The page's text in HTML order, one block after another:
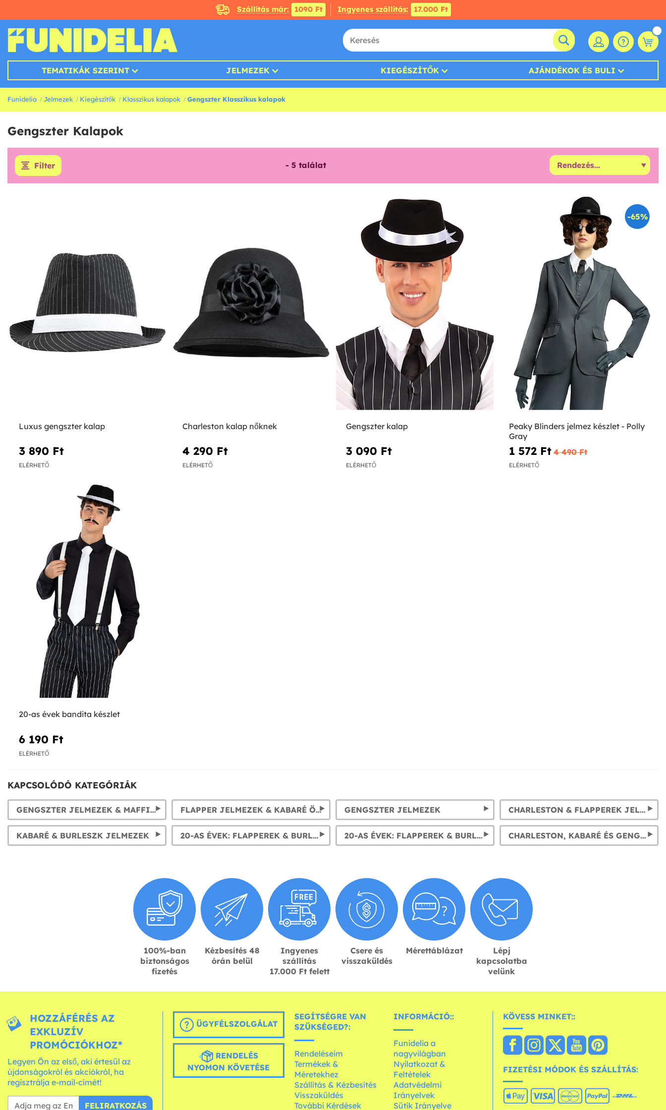
Szállítás már: 1090 Ft Ingyenes szállítás: 17.000 Ft
TEMATIKÁK SZERINT JELMEZEK KIEGÉSZÍTŐK AJÁNDÉKOK ÉS BULI
Funidelia Jelmezek Kiegészítők Klasszikus kalapok Gengszter Klasszikus kalapok
Gengszter Kalapok
Filter - 5 találat
Luxus gengszter kalap
3 890 Ft‎
ELÉRHETŐ
Charleston kalap nőknek
4 290 Ft‎
ELÉRHETŐ
Gengszter kalap
3 090 Ft‎
ELÉRHETŐ
-65%
Peaky Blinders jelmez készlet - Polly
Gray
1 572 Ft‎ 4 490 Ft‎
ELÉRHETŐ
20-as évek bandita készlet
6 190 Ft‎
ELÉRHETŐ
KAPCSOLÓDÓ KATEGÓRIÁK
GENGSZTER JELMEZEK & MAFFIÓZÓ ÖLTÖZÉKEK. 1920-AS ÉVEK FÉRFI JELMEZEI FLAPPER JELMEZEK & KABARÉ ÖLTÖZÉKEK. 1920-AS ÉVEK NŐI RUHÁI GENGSZTER JELMEZEK CHARLESTON & FLAPPEREK JELMEZEK
KABARÉ & BURLESZK JELMEZEK 20-AS ÉVEK: FLAPPEREK & BURLESZK KIEGÉSZÍTŐK 20-AS ÉVEK: FLAPPEREK & BURLESZK PARÓKÁK CHARLESTON, KABARÉ ÉS GENGSZTER JELMEZEK: ÉLD ÚJRA A '20-AS ÉVEKET!
100%-ban
biztonságos
fizetés
Kézbesítés 48
órán belül
Ingyenes
szállítás
17.000 Ft felett
Csere és
visszaküldés
Mérettáblázat
Lépj
kapcsolatba
velünk
HOZZÁFÉRÉS AZ
EXKLUZÍV
PROMÓCIÓKHOZ*
Legyen Ön az első, aki értesül az
újdonságokról és akciókról, ha
regisztrálja e-mail-címét!
FELIRATKOZÁS
ÜGYFÉLSZOLGÁLAT
RENDELÉS
NYOMON KÖVETÉSE
SEGÍTSÉGRE VAN
SZÜKSÉGED?:
Rendeléseim
Termékek &
Méretekhez
Szállítás & Kézbesítés
Visszaküldés
További Kérdések
INFORMÁCIÓ::
Funidelia a
nagyvilágban
Nyilatkozat &
Feltételek
Adatvédelmi
Irányelvek
Sütik Irányelve
KÖVESS MINKET::
FIZETÉSI MÓDOK ÉS SZÁLLÍTÁS: